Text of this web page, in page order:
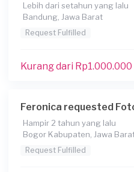
13-11-2022
Informasi tambahan
flascard/buku anak
Kurang dari Rp1.000.000
Lebih dari setahun yang lalu
Bandung, Jawa Barat
Request Fulfilled
Kurang dari Rp1.000.000
Feronica requested
Hampir 2 tahun yang lalu
Bogor Kabupaten, Jawa
Request Fulfilled